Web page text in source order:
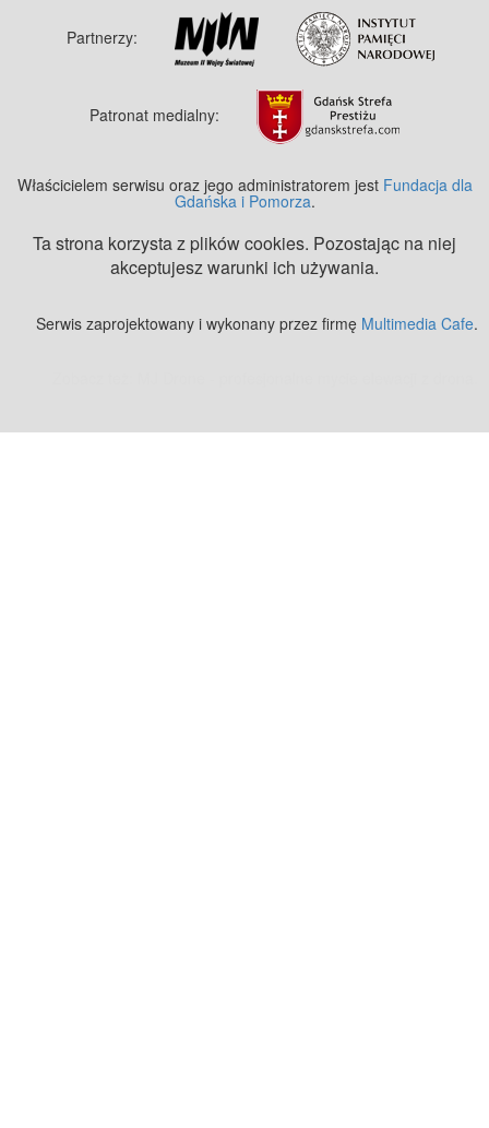
Partnerzy:
Patronat medialny:
Właścicielem serwisu oraz jego administratorem jest Fundacja dla
Gdańska i Pomorza.
Ta strona korzysta z plików cookies. Pozostając na niej
akceptujesz warunki ich używania.
Serwis zaprojektowany i wykonany przez firmę Multimedia Cafe.